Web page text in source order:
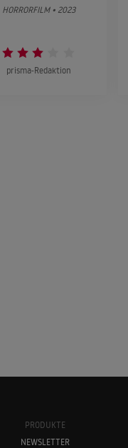
HORRORFILM • 2023
prisma-Redaktion
PRODUKTE
NEWSLETTER